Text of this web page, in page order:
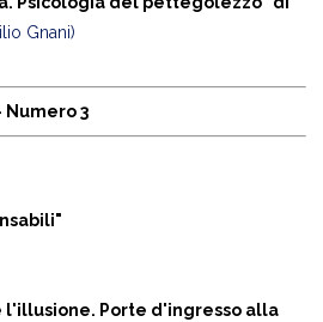
Gnani)
3
l'illusione. Porte d'ingresso alla